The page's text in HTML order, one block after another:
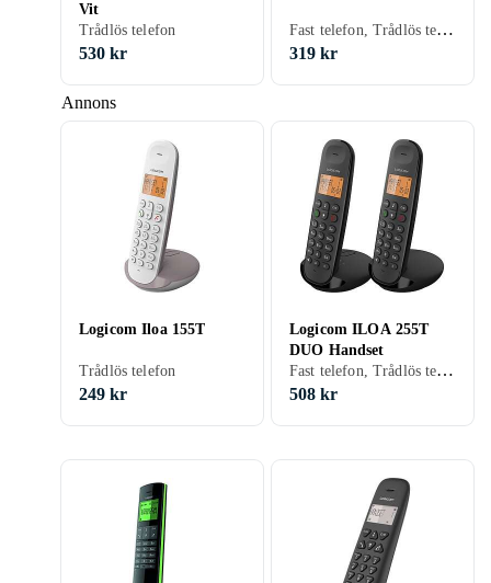
Annons
Vit
Trådlös telefon
530 kr
Fast telefon, Trådlös telefon
319 kr
Logicom Iloa 155T
Trådlös telefon
249 kr
Logicom ILOA 255T
DUO Handset
Fast telefon, Trådlös telefon, 2 st
508 kr